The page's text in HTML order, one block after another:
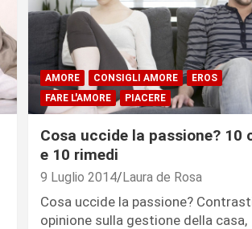
AMORE CONSIGLI AMORE
EROS
FARE L'AMORE
PIACERE
Cosa uccide la passione? 10
e 10 rimedi
9 Luglio 2014 Laura de Rosa
Cosa uccide la passione?
opinione sulla gestione della casa,